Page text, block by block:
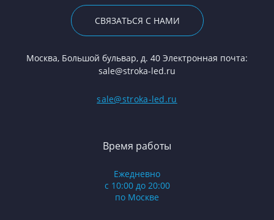
СВЯЗАТЬСЯ С НАМИ
Москва, Большой бульвар, д. 40 Электронная почта:
sale@stroka-led.ru
sale@stroka-led.ru
Время работы
Ежедневно
с 10:00 до 20:00
по Москве